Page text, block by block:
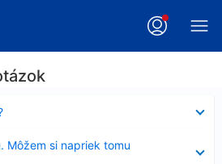
Môžem si napriek tomu